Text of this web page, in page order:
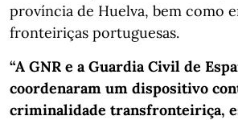
província de Huelva, bem como
fronteiriças portuguesas.
“A GNR e a Guardia Civil de
coordenaram um dispositivo
criminalidade transfronteiriça,